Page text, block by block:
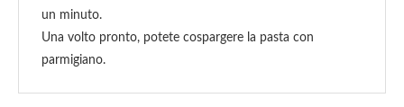
un minuto.
Una volto pronto, potete cospargere la pasta con
parmigiano.